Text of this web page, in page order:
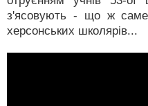
з'ясовують - що ж саме
херсонських школярів...